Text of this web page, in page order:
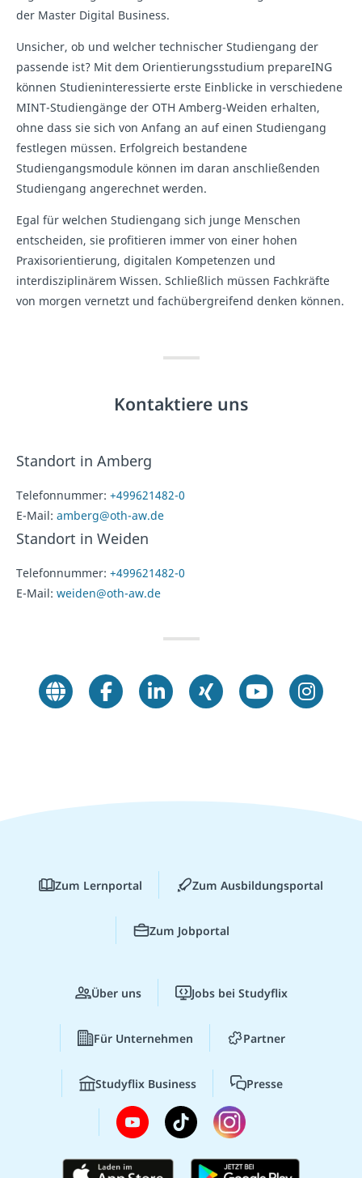
der Master Digital Business.
Unsicher, ob und welcher technischer Studiengang der
passende ist? Mit dem Orientierungsstudium prepareING
können Studieninteressierte erste Einblicke in verschiedene
MINT-Studiengänge der OTH Amberg-Weiden erhalten,
ohne dass sie sich von Anfang an auf einen Studiengang
festlegen müssen. Erfolgreich bestandene
Studiengangsmodule können im daran anschließenden
Studiengang angerechnet werden.
Egal für welchen Studiengang sich junge Menschen
entscheiden, sie profitieren immer von einer hohen
Praxisorientierung, digitalen Kompetenzen und
interdisziplinärem Wissen. Schließlich müssen Fachkräfte
von morgen vernetzt und fachübergreifend denken können.
Kontaktiere uns
Standort in Amberg
Telefonnummer: +499621482-0
E-Mail: amberg@oth-aw.de
Standort in Weiden
Telefonnummer: +499621482-0
E-Mail: weiden@oth-aw.de
Zum Lernportal Zum Ausbildungsportal
Zum Jobportal
Über uns Jobs bei Studyflix
Für Unternehmen Partner
Studyflix Business Presse